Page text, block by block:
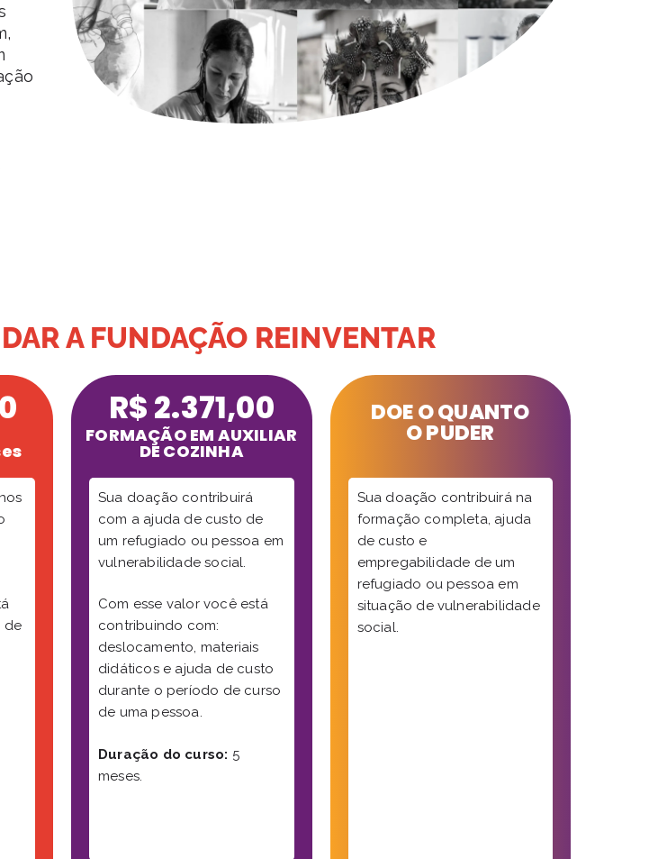
A FUNDAÇÃO REINVENTAR
de
R$ 2.371,00
FORMAÇÃO EM AUXILIAR
DE COZINHA
Sua doação contribuirá
com a ajuda de custo de
um refugiado ou pessoa em
vulnerabilidade social.
Com esse valor você está
contribuindo com:
deslocamento, materiais
didáticos e ajuda de custo
durante o período de curso
de uma pessoa.
Duração do curso: 5
meses.
DOE O QUANTO
O PUDER
Sua doação contribuirá na
formação completa, ajuda
de custo e
empregabilidade de um
refugiado ou pessoa em
situação de vulnerabilidade
social.